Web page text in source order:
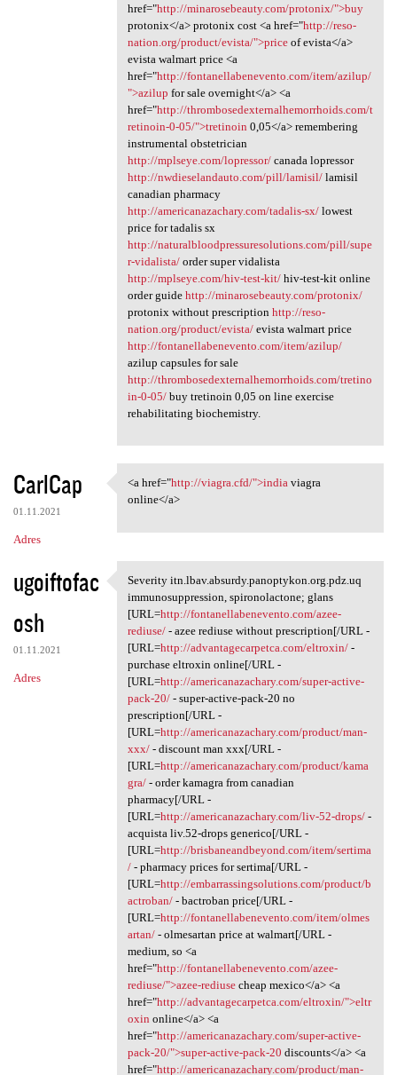
href="http://minarosebeauty.com/protonix/">buy
protonix</a> protonix cost <a href="http://reso-
nation.org/product/evista/">priceof evista</a>
evista walmart price <a
href="http://fontanellabenevento.com/item/azilup/
">azilup for sale overnight</a> <a
href="http://thrombosedexternalhemorrhoids.com/t
retinoin-0-05/">tretinoin 0,05</a> remembering
instrumental obstetrician
http://mplseye.com/lopressor/canada lopressor
http://nwdieselandauto.com/pill/lamisil/lamisil
canadian pharmacy
http://americanazachary.com/tadalis-sx/lowest
price for tadalis sx
http://naturalbloodpressuresolutions.com/pill/supe
r-vidalista/order super vidalista
http://mplseye.com/hiv-test-kit/hiv-test-kit online
order guide http://minarosebeauty.com/protonix/
protonix without prescription http://reso-
nation.org/product/evista/evista walmart price
http://fontanellabenevento.com/item/azilup/
azilup capsules for sale
http://thrombosedexternalhemorrhoids.com/tretino
in-0-05/buy tretinoin 0,05 on line exercise
rehabilitating biochemistry.
CarlCap
01.11.2021
Adres
<a href="http://viagra.cfd/"
<a href="http://viagra.cfd/">indiaviagra
online</a>
ugoiftofac
osh
01.11.2021
Adres
Severity itn.lbav.absurdy
Severity itn.lbav.absurdy.panoptykon.org.pdz.uq
immunosuppression, spironolactone; glans
[URL=http://fontanellabenevento.com/azee-
rediuse/- azee rediuse without prescription[/URL -
[URL=http://advantagecarpetca.com/eltroxin/-
purchase eltroxin online[/URL -
[URL=http://americanazachary.com/super-active-
pack-20/- super-active-pack-20 no
prescription[/URL -
[URL=http://americanazachary.com/product/man-
xxx/- discount man xxx[/URL -
[URL=http://americanazachary.com/product/kama
gra/- order kamagra from canadian
pharmacy[/URL -
[URL=http://americanazachary.com/liv-52-drops/-
acquista liv.52-drops generico[/URL -
[URL=http://brisbaneandbeyond.com/item/sertima
/- pharmacy prices for sertima[/URL -
[URL=http://embarrassingsolutions.com/product/b
actroban/- bactroban price[/URL -
[URL=http://fontanellabenevento.com/item/olmes
artan/- olmesartan price at walmart[/URL -
medium, so <a
href="http://fontanellabenevento.com/azee-
rediuse/">azee-rediusecheap mexico</a> <a
href="http://advantagecarpetca.com/eltroxin/">eltr
oxin online</a> <a
href="http://americanazachary.com/super-active-
pack-20/">super-active-pack-20 discounts</a> <a
href="http://americanazachary.com/product/man-